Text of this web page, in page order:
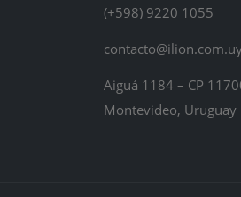
(+598) 9220 1055
Aiguá 1184 – CP
Montevideo, Uruguay